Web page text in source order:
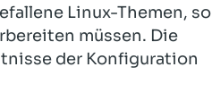
Linux-Themen, so
müssen. Die
der Konfiguration